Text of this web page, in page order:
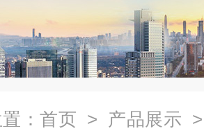
： 首页 > 产品展示